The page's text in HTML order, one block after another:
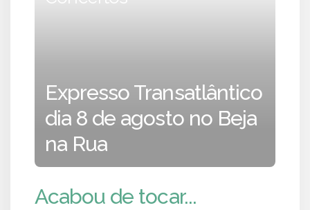
Expresso Transatlântico
dia 8 de agosto no Beja
na Rua
Acabou de tocar...